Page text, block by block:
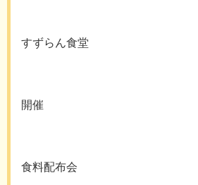
すずらん食堂
開催
食料配布会